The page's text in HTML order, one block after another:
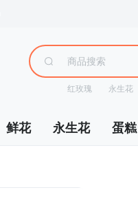
红玫瑰 永生花
鲜花 永生花 蛋糕